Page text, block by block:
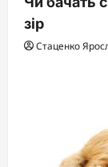
зір
Стаценко